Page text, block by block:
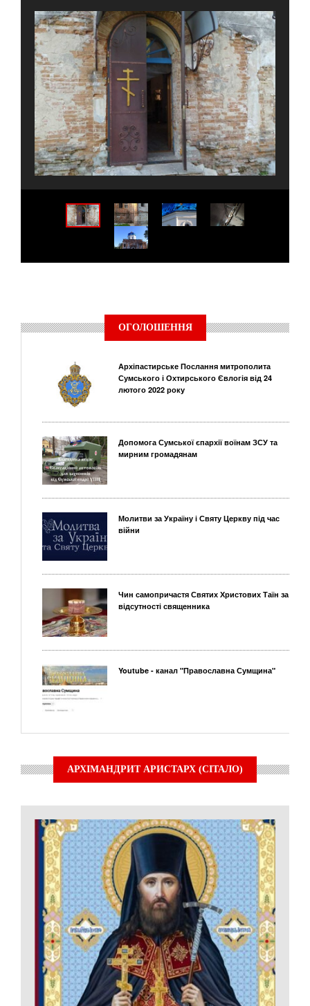
ОГОЛОШЕННЯ
Архіпастирське Послання митрополита
Сумського і Охтирського Євлогія від 24
лютого 2022 року
Допомога Сумської єпархії воїнам ЗСУ та
мирним громадянам
Молитви за Україну і Святу Церкву під час
війни
Чин самопричастя Святих Христових Таїн за
відсутності священника
Youtube - канал "Православна Сумщина"
АРХІМАНДРИТ АРИСТАРХ (СІТАЛО)